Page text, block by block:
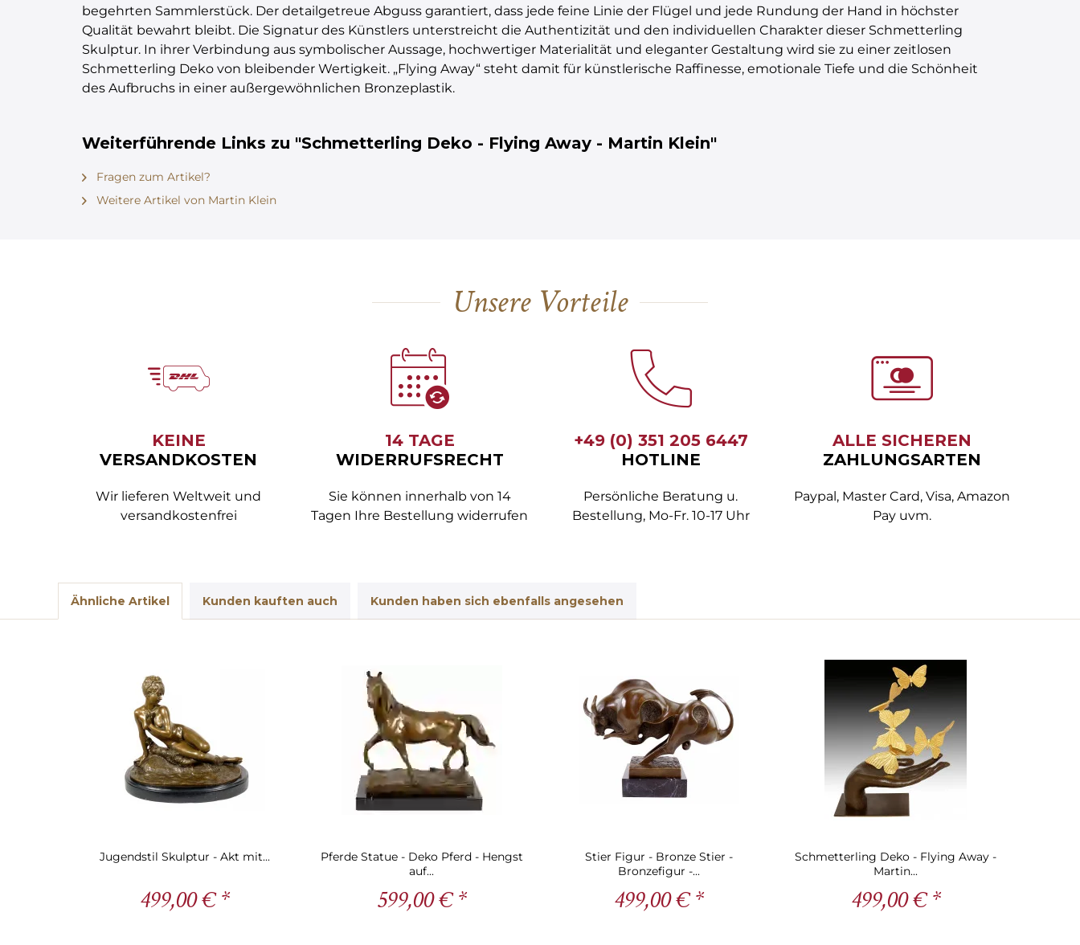
begehrten Sammlerstück. Der detailgetreue Abguss garantiert, dass jede feine Linie der Flügel und jede Rundung der Hand in höchster
Qualität bewahrt bleibt. Die Signatur des Künstlers unterstreicht die Authentizität und den individuellen Charakter dieser Schmetterling
Skulptur. In ihrer Verbindung aus symbolischer Aussage, hochwertiger Materialität und eleganter Gestaltung wird sie zu einer zeitlosen
Schmetterling Deko von bleibender Wertigkeit. „Flying Away“ steht damit für künstlerische Raffinesse, emotionale Tiefe und die Schönheit
des Aufbruchs in einer außergewöhnlichen Bronzeplastik.
Weiterführende Links zu "Schmetterling Deko - Flying Away - Martin Klein"
Fragen zum Artikel?
Weitere Artikel von Martin Klein
Unsere Vorteile
KEINE
VERSANDKOSTEN
Wir lieferen Weltweit und
versandkostenfrei
14 TAGE
WIDERRUFSRECHT
Sie können innerhalb von 14
Tagen Ihre Bestellung widerrufen
+49 (0) 351 205 6447
HOTLINE
Persönliche Beratung u.
Bestellung, Mo-Fr. 10-17 Uhr
ALLE SICHEREN
ZAHLUNGSARTEN
Paypal, Master Card, Visa, Amazon
Pay uvm.
Ähnliche Artikel Kunden kauften auch Kunden haben sich ebenfalls angesehen
Jugendstil Skulptur - Akt mit...
499,00 € *
Pferde Statue - Deko Pferd - Hengst
auf...
599,00 € *
Stier Figur - Bronze Stier -
Bronzefigur -...
499,00 € *
Schmetterling Deko - Flying Away -
Martin...
499,00 € *